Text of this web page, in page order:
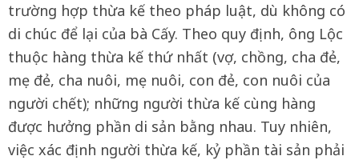
trường hợp thừa kế theo pháp luật, dù không có
di chúc để lại của bà Cấy. Theo quy định, ông Lộc
thuộc hàng thừa kế thứ nhất (vợ, chồng, cha đẻ,
mẹ đẻ, cha nuôi, mẹ nuôi, con đẻ, con nuôi của
người chết); những người thừa kế cùng hàng
được hưởng phần di sản bằng nhau. Tuy nhiên,
việc xác định người thừa kế, kỷ phần tài sản phải